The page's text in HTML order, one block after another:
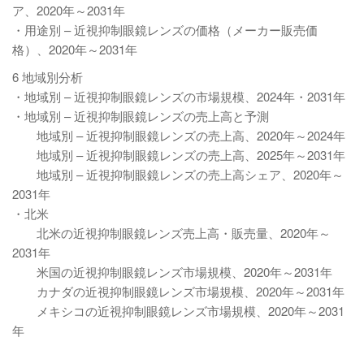
ア、2020年～2031年
・用途別 – 近視抑制眼鏡レンズの価格（メーカー販売価
格）、2020年～2031年
6 地域別分析
・地域別 – 近視抑制眼鏡レンズの市場規模、2024年・2031年
・地域別 – 近視抑制眼鏡レンズの売上高と予測
地域別 – 近視抑制眼鏡レンズの売上高、2020年～2024年
地域別 – 近視抑制眼鏡レンズの売上高、2025年～2031年
地域別 – 近視抑制眼鏡レンズの売上高シェア、2020年～
2031年
・北米
北米の近視抑制眼鏡レンズ売上高・販売量、2020年～
2031年
米国の近視抑制眼鏡レンズ市場規模、2020年～2031年
カナダの近視抑制眼鏡レンズ市場規模、2020年～2031年
メキシコの近視抑制眼鏡レンズ市場規模、2020年～2031
年